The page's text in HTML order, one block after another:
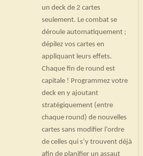
un deck de 2 cartes
seulement. Le combat se
déroule automatiquement ;
dépilez vos cartes en
appliquant leurs effets.
Chaque fin de round est
capitale ! Programmez votre
deck en y ajoutant
stratégiquement (entre
chaque round) de nouvelles
cartes sans modifier l’ordre
de celles qui s’y trouvent déjà
afin de planifier un assaut